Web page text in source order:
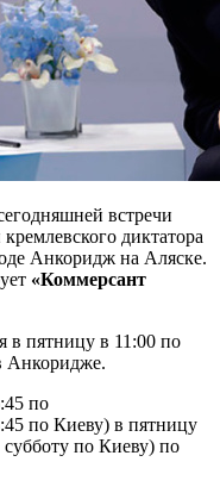
встречи
диктатора
Анкоридж на Аляске.
«Коммерсант
в пятницу в 11:00 по
Анкоридже.
по
по Киеву) в пятницу
по Киеву) по